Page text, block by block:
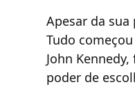
Apesar da
Tudo
John
poder de